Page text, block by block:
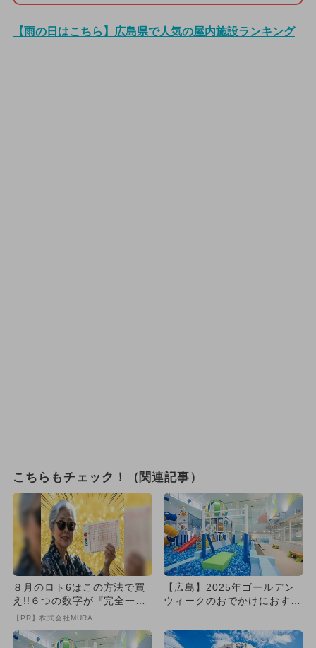
【雨の日はこちら】広島県で人気の屋内施設ランキング
こちらもチェック！（関連記事）
８月のロト6はこの方法で買
え!!６つの数字が『完全一
致』する方法
【PR】株式会社MURA
【広島】2025年ゴールデン
ウィークのおでかけにおすす
ン...